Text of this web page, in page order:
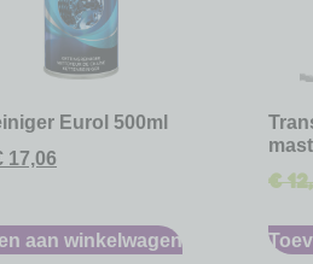
Eurol 500ml
17,06
aan winkelwagen
€